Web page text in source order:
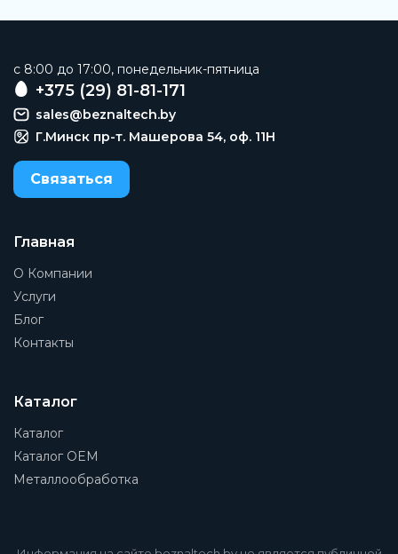
c 8:00 до 17:00, понедельник-пятница
+375 (29) 81-81-171
sales@beznaltech.by
Г.Минск пр-т. Машерова 54, оф. 11H
Связаться
Главная
О Компании
Услуги
Блог
Контакты
Каталог
Каталог
Каталог OEM
Металлообработка